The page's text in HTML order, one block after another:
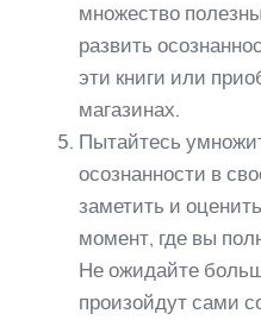
множество
развить
эти книги или
магазинах.
Пытайтесь
осознанности в
заметить и
момент, где вы
Не ожидайте
произойдут сами